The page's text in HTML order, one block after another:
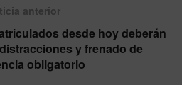
anterior
desde hoy deberán
y frenado de
obligatorio